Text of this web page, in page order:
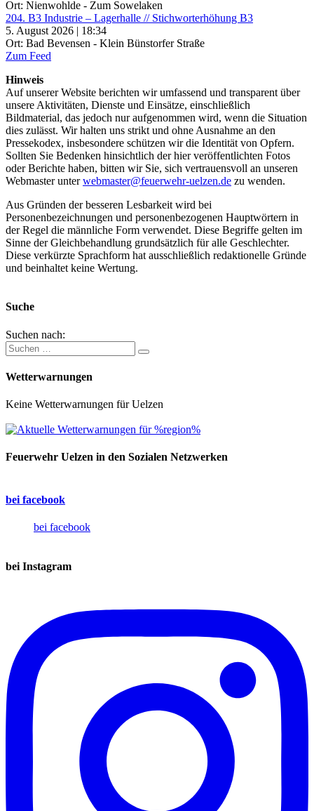
Ort: Nienwohlde - Zum Sowelaken
204. B3 Industrie – Lagerhalle // Stichworterhöhung B3
5. August 2026 | 18:34
Ort: Bad Bevensen - Klein Bünstorfer Straße
Zum Feed
Hinweis
Auf unserer Website berichten wir umfassend und transparent über
unsere Aktivitäten, Dienste und Einsätze, einschließlich
Bildmaterial, das jedoch nur aufgenommen wird, wenn die Situation
dies zulässt. Wir halten uns strikt und ohne Ausnahme an den
Pressekodex, insbesondere schützen wir die Identität von Opfern.
Sollten Sie Bedenken hinsichtlich der hier veröffentlichten Fotos
oder Berichte haben, bitten wir Sie, sich vertrauensvoll an unseren
Webmaster unterwebmaster@feuerwehr-uelzen.de zu wenden.
Aus Gründen der besseren Lesbarkeit wird bei
Personenbezeichnungen und personenbezogenen Hauptwörtern in
der Regel die männliche Form verwendet. Diese Begriffe gelten im
Sinne der Gleichbehandlung grundsätzlich für alle Geschlechter.
Diese verkürzte Sprachform hat ausschließlich redaktionelle Gründe
und beinhaltet keine Wertung.
Suche
Suchen nach:
Wetterwarnungen
Keine Wetterwarnungen für Uelzen
Feuerwehr Uelzen in den Sozialen Netzwerken
bei facebook
bei facebook
bei Instagram